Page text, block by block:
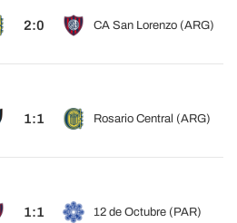
2:0 CA San Lorenzo (ARG)
1:1 Rosario Central (ARG)
1:1 12 de Octubre (PAR)